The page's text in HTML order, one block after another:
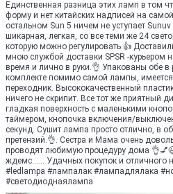
Единственная разница этих ламп в том
форму и нет китайских надписей на
остальном Sun 5 ничем не уступает
шикарная, легкая, со все теми же 24
которую можно регулировать.👍
мною службой доставки SPSR -курьером
время и лично в руки.👌 Упакованы обе в
комплекте помимо самой лампы,
переходник. Высококачественный
ничего не скрипит. Все тот же приятный
гладкая поверхность с маленькими
таймером, кнопочка включения/
секунд. Сушит лампа просто отлично, в
претензий.👌. Сестра и Мама очень
проводят любимую процедуру дома
ждемс...... Удачных покупок и отличного
#ledlampa #лампалак #лампадлялака
#светодиоднаялампа